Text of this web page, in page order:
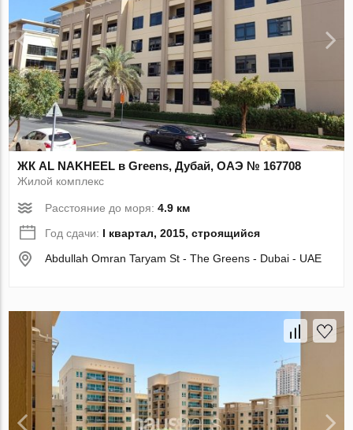
ЖК AL NAKHEEL в Greens, Дубай, ОАЭ № 167708
Жилой комплекс
Расстояние до моря:4.9 км
Год сдачи: I квартал, 2015, строящийся
Abdullah Omran Taryam St - The Greens - Dubai - UAE